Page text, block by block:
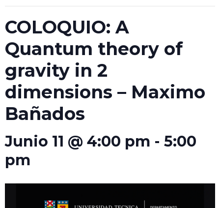
COLOQUIO: A
Quantum theory of
gravity in 2
dimensions – Maximo
Bañados
Junio 11 @ 4:00 pm - 5:00
pm